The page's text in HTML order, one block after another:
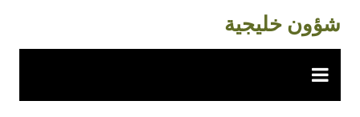
المحتوى
شؤون خليجية